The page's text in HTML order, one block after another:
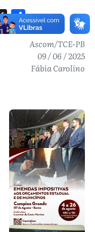
X Share
Ascom/TCE-PB
09 / 06 / 2025
Fábia Carolino